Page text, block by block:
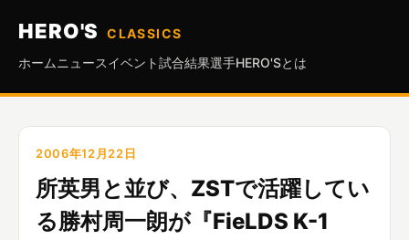
HERO'S
CLASSICS
ホーム ニュースイベント試合結果選手HERO'Sとは
2006年12月22日
所英男と並び、ZSTで活躍してい
る勝村周一朗が『FieLDS K-1